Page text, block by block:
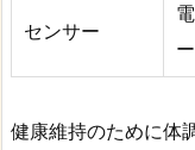
センサー
ー
健康維持のために体